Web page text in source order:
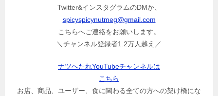
Twitter&インスタグラムのDMか、
spicyspicynutmeg@gmail.com
こちらへご連絡をお願いします。
＼チャンネル登録者1.2万人越え／
ナツへたれYouTubeチャンネルは
こちら
お店、商品、ユーザー、食に関わる全ての方への架け橋にな